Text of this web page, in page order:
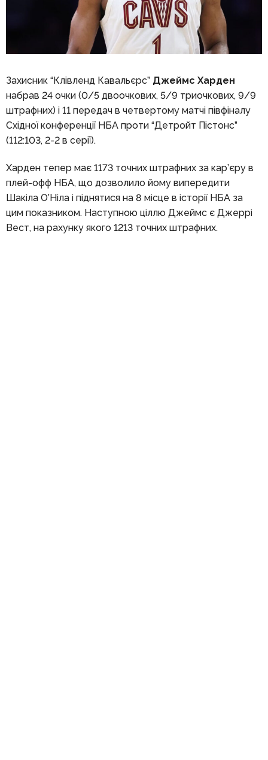
Захисник “Клівленд Кавальєрс” Джеймс Харден
набрав 24 очки (0/5 двоочкових, 5/9 триочкових, 9/9
штрафних) і 11 передач в четвертому матчі півфіналу
Східної конференції НБА проти “Детройт Пістонс”
(112:103, 2-2 в серії).
Харден тепер має 1173 точних штрафних за кар’єру в
плей-офф НБА, що дозволило йому випередити
Шакіла О’Ніла і піднятися на 8 місце в історії НБА за
цим показником. Наступною ціллю Джеймс є Джеррі
Вест, на рахунку якого 1213 точних штрафних.